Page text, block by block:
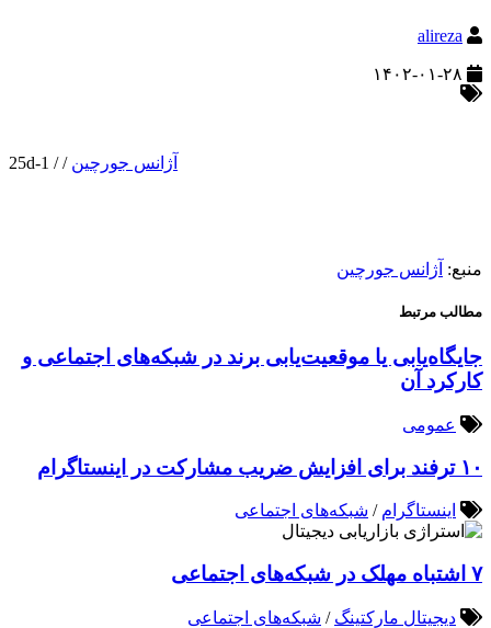
alireza
آژانس جورچین /
/
25d-1
منبع: آژانس جورچین
مطالب مرتبط
جایگاه‌یابی یا موقعیت‌یابی برند در شبکه‌های اجتماعی و
کارکرد آن
عمومی
۱۰ ترفند برای افزایش ضریب مشارکت در اینستاگرام
اینستاگرام / شبکه‌های اجتماعی
۷ اشتباه مهلک در شبکه‌های اجتماعی
دیجیتال مارکتینگ / شبکه‌های اجتماعی